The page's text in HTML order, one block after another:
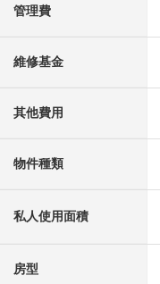
管理費
維修基金
其他費用
物件種類
私人使用面積
房型